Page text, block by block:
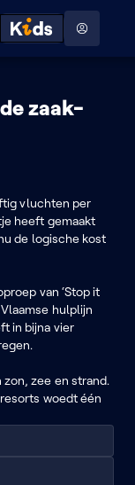
Naar help
ontdekken
zaak-
vluchten per
heeft gemaakt
de logische kost
van ‘Stop it
hulplijn
in bijna vier
zee en strand.
woedt één